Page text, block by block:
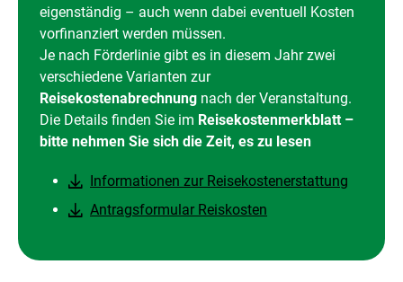
eigenständig – auch wenn dabei eventuell Kosten
vorfinanziert werden müssen.
Je nach Förderlinie gibt es in diesem Jahr zwei
verschiedene Varianten zur
Reisekostenabrechnung nach der Veranstaltung.
Die Details finden Sie im Reisekostenmerkblatt –
bitte nehmen Sie sich die Zeit, es zu lesen
Informationen zur Reisekostenerstattung
Antragsformular Reiskosten